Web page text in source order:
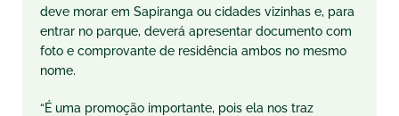
deve morar em Sapiranga ou cidades vizinhas e, para
entrar no parque, deverá apresentar documento com
foto e comprovante de residência ambos no mesmo
nome.
“É uma promoção importante, pois ela nos traz